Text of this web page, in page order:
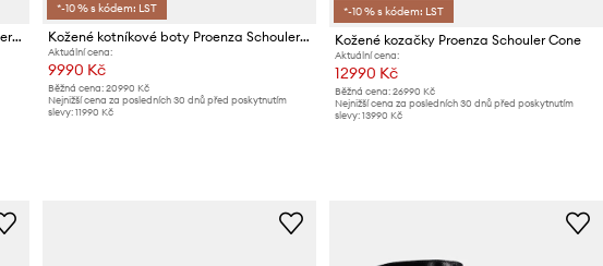
Kožené kotníkové boty Proenza Schouler Uma
*-10 % s kódem: LST
Kožené kotníkové boty Proenza Schouler Glove
Aktuální cena:
9990 Kč
Běžná cena: 20990 Kč
Nejnižší cena za posledních 30 dnů před poskytnutím
slevy: 11990 Kč
*-10 % s kódem: LST
Kožené kozačky Proenza Schouler Cone
Aktuální cena:
12990 Kč
Běžná cena: 26990 Kč
Nejnižší cena za posledních 30 dnů před poskytnutím
slevy: 13990 Kč